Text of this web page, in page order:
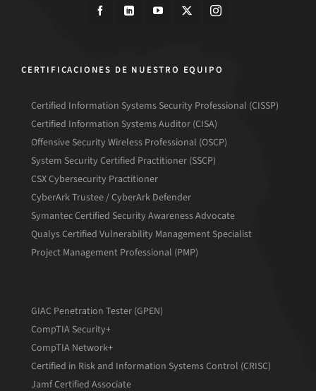
CERTIFICACIONES DE NUESTRO EQUIPO
Certified Information Systems Security Professional (CISSP)
Certified Information Systems Auditor (CISA)
Offensive Security Wireless Professional (OSCP)
System Security Certified Practitioner (SSCP)
CSX Cybersecurity Practitioner
CyberArk Trustee / CyberArk Defender
Symantec Certified Security Awareness Advocate
Qualys Certified Vulnerability Management Specialist
Project Management Professional (PMP)
GIAC Penetration Tester (GPEN)
CompTIA Security+
CompTIA Network+
Certified in Risk and Information Systems Control (CRISC)
Jamf Certified Associate